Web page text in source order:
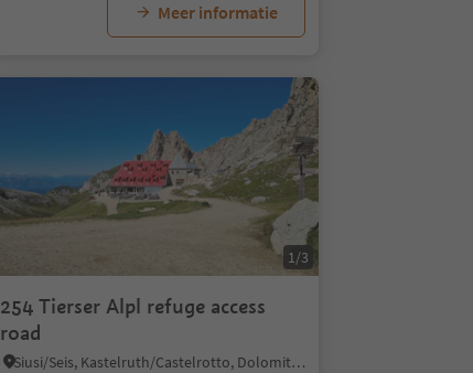
Meer informatie
1/3
254 Tierser Alpl refuge access
road
Siusi/Seis, Kastelruth/Castelrotto, Dolomites Region Seiser Alm